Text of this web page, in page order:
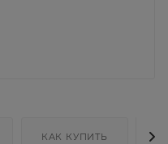
КАК КУПИТЬ